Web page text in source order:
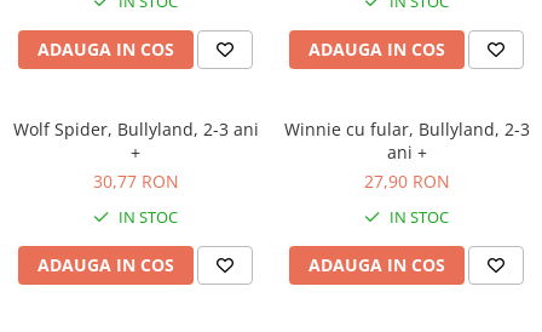
ADAUGA IN COS ADAUGA IN COS
Wolf Spider, Bullyland, 2-3 ani
+
30,77 RON
IN STOC
ADAUGA IN COS
Winnie cu fular, Bullyland, 2-3
ani +
27,90 RON
IN STOC
ADAUGA IN COS